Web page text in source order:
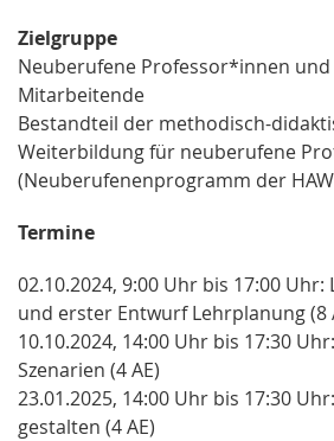
Zielgruppe
Neuberufene Professor*innen
Mitarbeitende
Bestandteil der methodisch-
Weiterbildung für neuberufene
(Neuberufenenprogramm der
Termine
02.10.2024, 9:00 Uhr bis 17:00
und erster Entwurf Lehrplanung (8
10.10.2024, 14:00 Uhr bis 17:30
Szenarien (4 AE)
23.01.2025, 14:00 Uhr bis 17:30
gestalten (4 AE)